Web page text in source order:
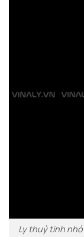
Ly thuỷ tinh